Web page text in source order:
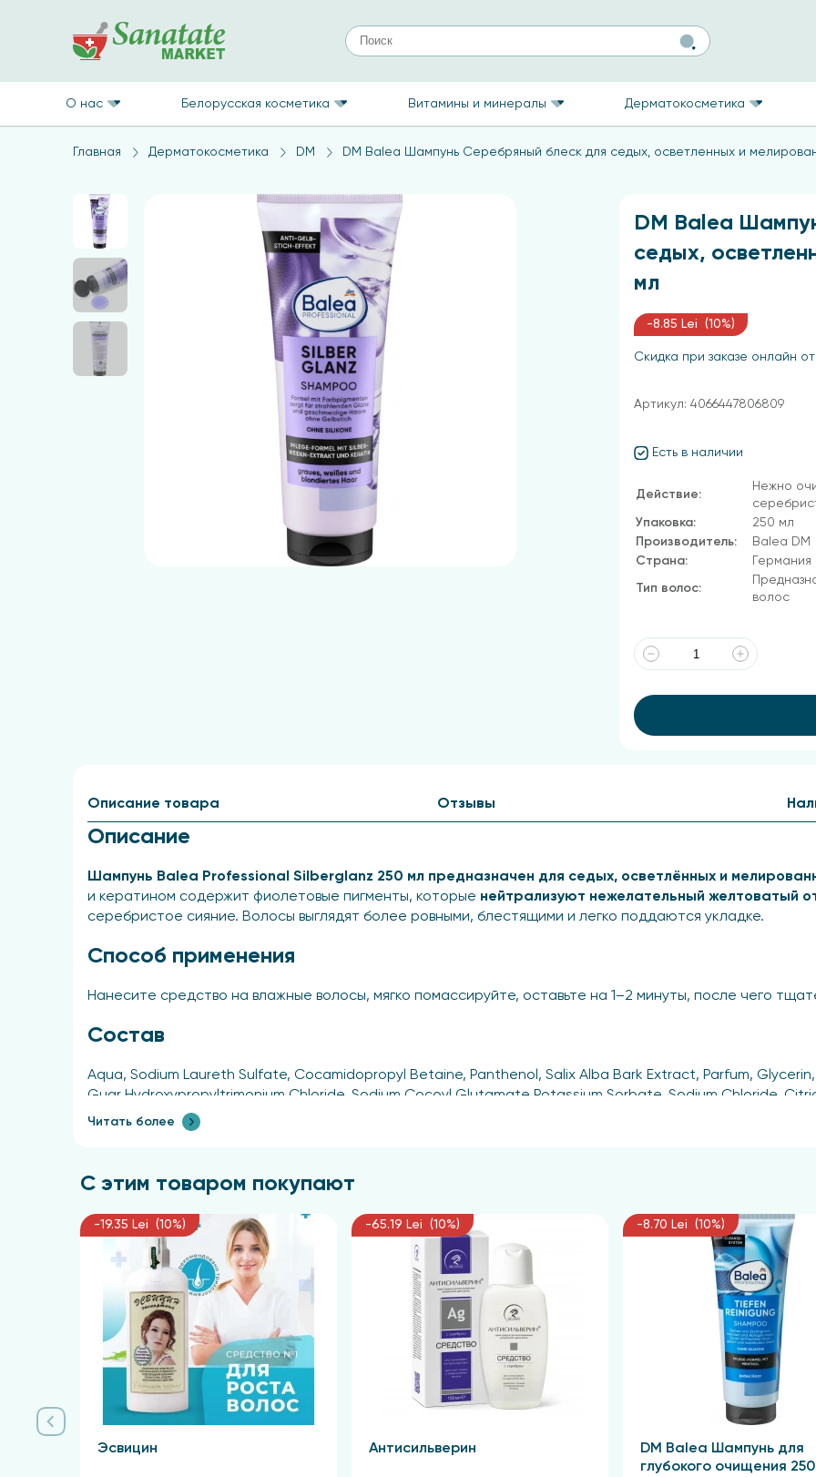
О нас Белорусская косметика Витамины и минералы Дерматокосметика
Главная Дерматокосметика DM DM Balea Шампунь Серебряный блеск для седых, осветленных и
DM Balea
седых,
мл
-8.85 Lei (10%)
Скидка при заказе онлайн
Есть в наличии
Действие:
Нежно
Упаковка:
250 мл
Производитель:
Balea DM
Страна:
Германия
Тип волос:
волос
Артикул: 4066447806809
Описание товара
Описание
Шампунь Balea Professional Silberglanz 250 мл предназначен для седых, осветлённых и
и кератином содержит фиолетовые пигменты, которые нейтрализуют нежелательный желтоватый
серебристое сияние. Волосы выглядят более ровными, блестящими и легко поддаются укладке.
Способ применения
Нанесите средство на влажные волосы, мягко помассируйте, оставьте на 1–2 минуты, после чего
Состав
Аqua, Sodium Laureth Sulfate, Cocamidopropyl Betaine, Panthenol, Salix Alba Bark Extract, Parfum,
Guar Hydroxypropyltrimonium Chloride, Sodium Cocoyl Glutamate Potassium Sorbate, Sodium Chloride,
60730
Читать более
Отзывы
С этим товаром покупают
-19.35 Lei (10%)
Эсвицин
-65.19 Lei (10%)
Антисильверин
-8.70 Lei (10%)
DM Balea Шампунь для
глубокого очищения